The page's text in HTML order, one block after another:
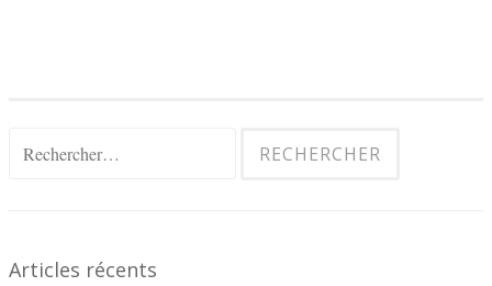
Rechercher :
Articles récents